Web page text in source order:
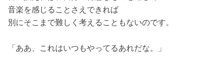
音楽を感じることさえできれば
別にそこまで難しく考えることもないのです。
「ああ、これはいつもやってるあれだな。」